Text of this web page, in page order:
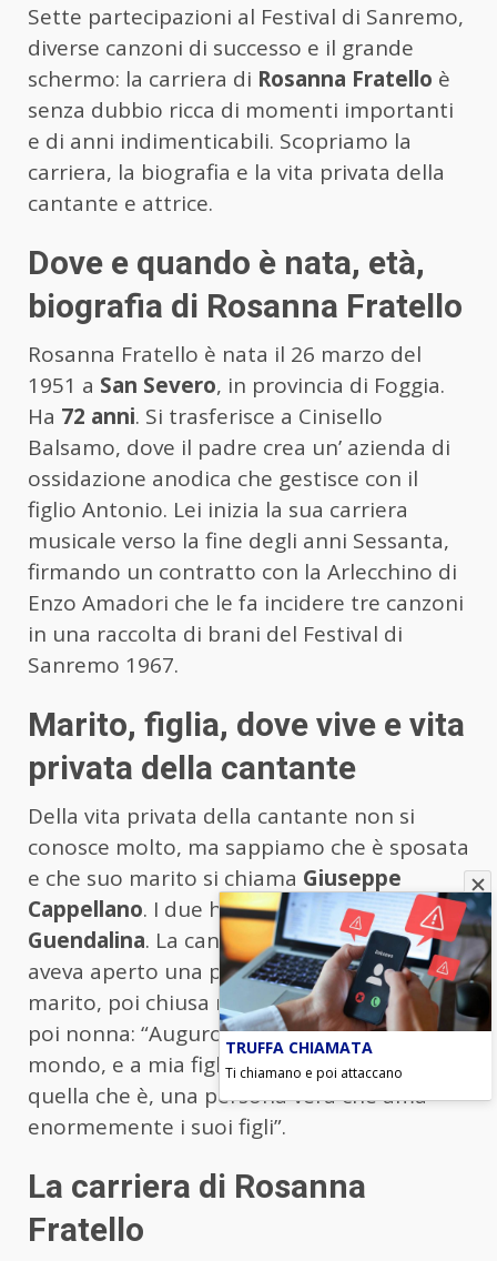
Sette partecipazioni al Festival di Sanremo,
diverse canzoni di successo e il grande
schermo: la carriera di Rosanna Fratello è
senza dubbio ricca di momenti importanti
e di anni indimenticabili. Scopriamo la
carriera, la biografia e la vita privata della
cantante e attrice.
Dove e quando è nata, età,
biografia di Rosanna Fratello
Rosanna Fratello è nata il 26 marzo del
1951 a San Severo, in provincia di Foggia.
Ha 72 anni. Si trasferisce a Cinisello
Balsamo, dove il padre crea un’ azienda di
ossidazione anodica che gestisce con il
figlio Antonio. Lei inizia la sua carriera
musicale verso la fine degli anni Sessanta,
firmando un contratto con la Arlecchino di
Enzo Amadori che le fa incidere tre canzoni
in una raccolta di brani del Festival di
Sanremo 1967.
Marito, figlia, dove vive e vita
privata della cantante
Della vita privata della cantante non si
conosce molto, ma sappiamo che è sposata
e che suo marito si chiama Giuseppe
Cappellano. I due hanno una figlia di nome
Guendalina. La cantante vive a Como, dove
aveva aperto una pasticceria con suo
marito, poi chiusa nel 2014. E’ diventanta
poi nonna: “Auguro loro tutto il bene del
mondo, e a mia figlia di rimanere sempre
quella che è, una persona vera che ama
enormemente i suoi figli”.
La carriera di Rosanna
Fratello
TRUFFA CHIAMATA
Ti chiamano e poi attaccano